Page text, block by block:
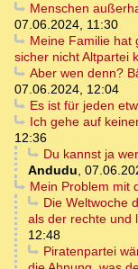
Menschen
07.06.2024, 11:30
Meine Familie hat
sicher nicht Altpartei
Aber wen denn?
07.06.2024, 12:04
Es ist für jeden
Ich gehe auf
12:36
Du kannst ja
Andudu,
Mein Problem mit
Die Weltwoche
als der rechte und
12:48
Piratenpartei